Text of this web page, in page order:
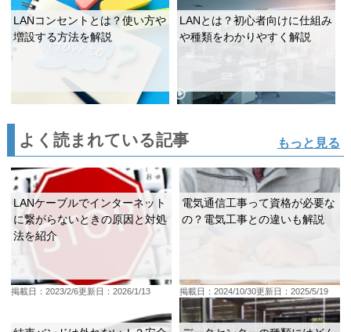
LANコンセントとは？使い方や
増設する方法を解説
LANとは？初心者向けに仕組み
や種類をわかりやすく解説
よく読まれている記事 もっと見る
LANケーブルでインターネット
に繋がらないときの原因と対処
法を紹介
掲載日：2023/2/6更新日：2026/1/13
電気通信工事って資格が必要な
の？電気工事との違いも解説
掲載日：2024/10/30更新日：2025/5/19